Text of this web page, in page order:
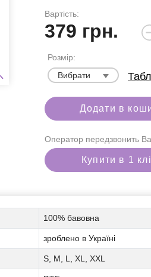
Вартість:
379 грн.
Розмір:
Вибрати
Додати в
Оператор передзвонить
Купити в 1
100% бавовна
зроблено в Україні
S, M, L, XL, XXL